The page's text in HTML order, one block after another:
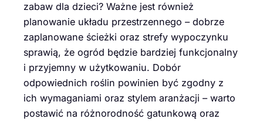
zabaw dla dzieci? Ważne jest również
planowanie układu przestrzennego – dobrze
zaplanowane ścieżki oraz strefy wypoczynku
sprawią, że ogród będzie bardziej funkcjonalny
i przyjemny w użytkowaniu. Dobór
odpowiednich roślin powinien być zgodny z
ich wymaganiami oraz stylem aranżacji – warto
postawić na różnorodność gatunkową oraz